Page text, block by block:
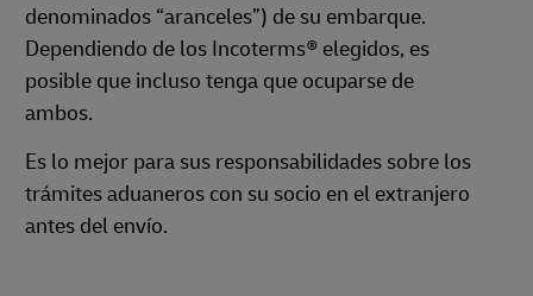
denominados “aranceles”) de su embarque.
Dependiendo de los Incoterms® elegidos, es
posible que incluso tenga que ocuparse de
ambos.
Es lo mejor para sus responsabilidades sobre los
trámites aduaneros con su socio en el extranjero
antes del envío.